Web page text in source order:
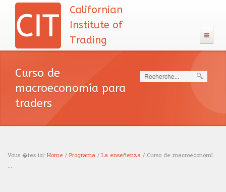
Californian
Institute of
Trading
El CIT
El equipo docente
Objectivos
Calendario
Escolaridad
Curso de
macroeconomía para
traders
Search
Vous �tes ici: Home / Programa / La enseñenza / Curso de macroeconomí
...